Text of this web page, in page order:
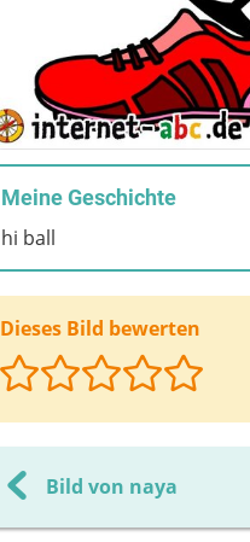
Meine Geschichte
hi ball
Dieses Bild bewerten
Bild von naya